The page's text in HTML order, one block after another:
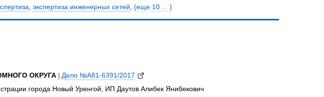
, экспертиза инженерных сетей, (еще 10 ... )
ОКРУГА | Дело №А81-6391/2017
города Новый Уренгой, ИП Даутов Алибек Янибекович